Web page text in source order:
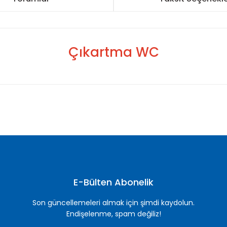
Çıkartma WC
E-Bülten Abonelik
Son güncellemeleri almak için şimdi kaydolun.
Endişelenme, spam değiliz!